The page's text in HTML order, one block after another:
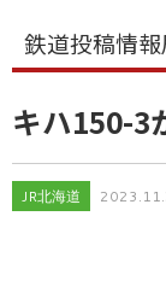
鉄道投稿情
キハ150-3
JR北海道